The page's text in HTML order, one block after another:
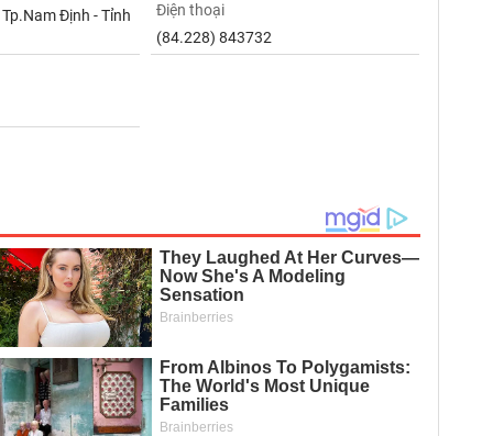
Định - Tỉnh
Điện thoại
(84.228) 843732